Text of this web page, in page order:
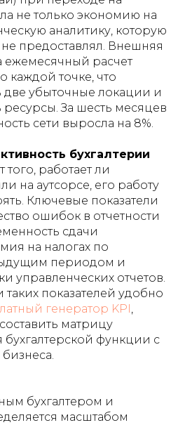
не только экономию на
аналитику, которую
не предоставлял. Внешняя
ежемесячный расчет
каждой точке, что
две убыточные локации и
За шесть месяцев
сети выросла на 8%.
бухгалтерии
того, работает ли
на аутсорсе, его работу
Ключевые показатели
ошибок в отчетности
сдачи
на налогах по
периодом и
управленческих отчетов.
показателей удобно
генератор KPI ,
матрицу
функции с
бухгалтером и
масштабом